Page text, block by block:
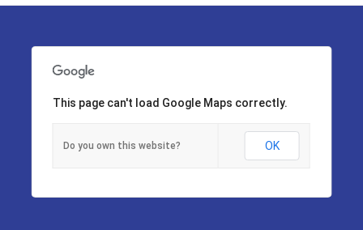
This page can't load Google Maps correctly.
Do you own this website? OK